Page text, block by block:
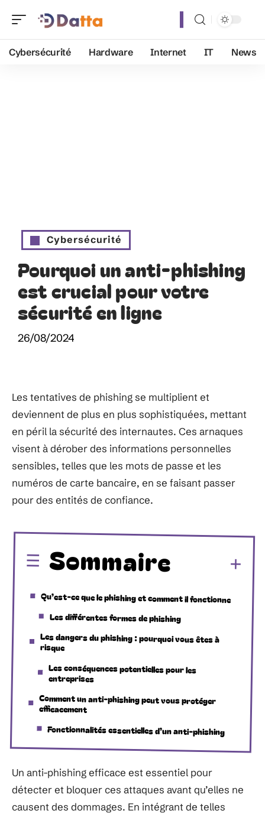
Cybersécurité Hardware Internet IT News
Cybersécurité
Pourquoi un anti-phishing
est crucial pour votre
sécurité en ligne
26/08/2024
Les tentatives de phishing se multiplient et
deviennent de plus en plus sophistiquées, mettant
en péril la sécurité des internautes. Ces arnaques
visent à dérober des informations personnelles
sensibles, telles que les mots de passe et les
numéros de carte bancaire, en se faisant passer
pour des entités de confiance.
Sommaire
Qu’est-ce que le phishing et comment il fonctionne
Les différentes formes de phishing
Les dangers du phishing : pourquoi vous êtes à
risque
Les conséquences potentielles pour les
entreprises
Comment un anti-phishing peut vous protéger
efficacement
Fonctionnalités essentielles d’un anti-phishing
Un anti-phishing efficace est essentiel pour
détecter et bloquer ces attaques avant qu’elles ne
causent des dommages. En intégrant de telles